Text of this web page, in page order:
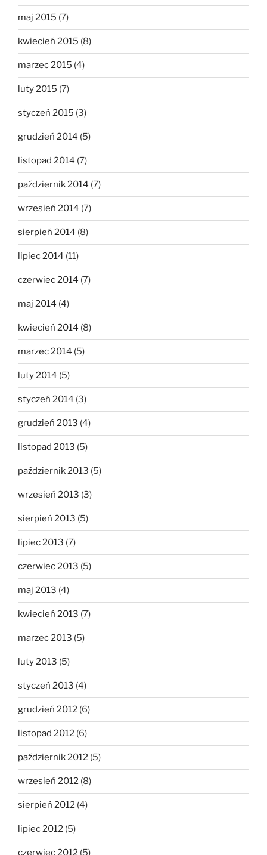
maj 2015 (7)
kwiecień 2015 (8)
marzec 2015 (4)
luty 2015 (7)
styczeń 2015 (3)
grudzień 2014 (5)
listopad 2014 (7)
październik 2014 (7)
wrzesień 2014 (7)
sierpień 2014 (8)
lipiec 2014 (11)
czerwiec 2014 (7)
maj 2014 (4)
kwiecień 2014 (8)
marzec 2014 (5)
luty 2014 (5)
styczeń 2014 (3)
grudzień 2013 (4)
listopad 2013 (5)
październik 2013 (5)
wrzesień 2013 (3)
sierpień 2013 (5)
lipiec 2013 (7)
czerwiec 2013 (5)
maj 2013 (4)
kwiecień 2013 (7)
marzec 2013 (5)
luty 2013 (5)
styczeń 2013 (4)
grudzień 2012 (6)
listopad 2012 (6)
październik 2012 (5)
wrzesień 2012 (8)
sierpień 2012 (4)
lipiec 2012 (5)